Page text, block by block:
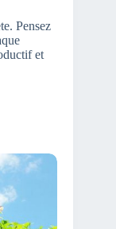
Pensez
et